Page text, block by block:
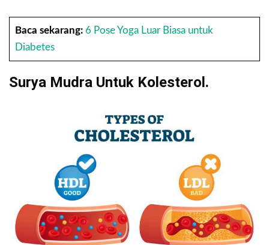
Baca sekarang: 6 Pose Yoga Luar Biasa untuk
Diabetes
Surya Mudra Untuk Kolesterol.